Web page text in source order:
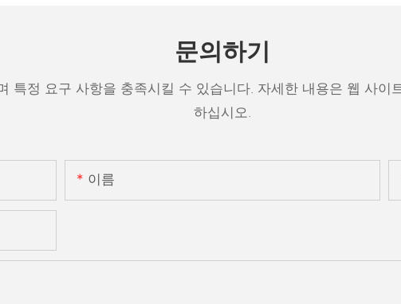
문의하기
특정 요구 사항을 충족시킬 수 있습니다. 자세한 내용은 웹 사이
하십시오.
이름